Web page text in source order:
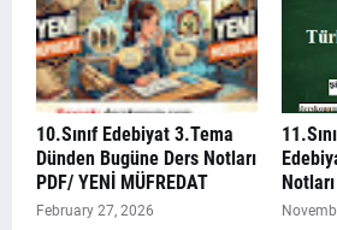
10.Sınıf Edebiyat 3.Tema
Dünden Bugüne Ders Notları
PDF/ YENİ MÜFREDAT
February 27, 2026